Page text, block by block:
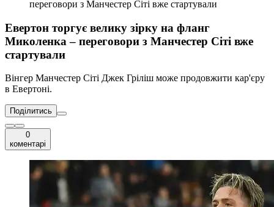
переговори з Манчестер Сіті вже стартували
Евертон торгує велику зірку на фланг
Миколенка – переговори з Манчестер Сіті вже
стартували
Вінгер Манчестер Сіті Джек Гріліш може продовжити кар'єру
в Евертоні.
Поділитись
0
коментарі